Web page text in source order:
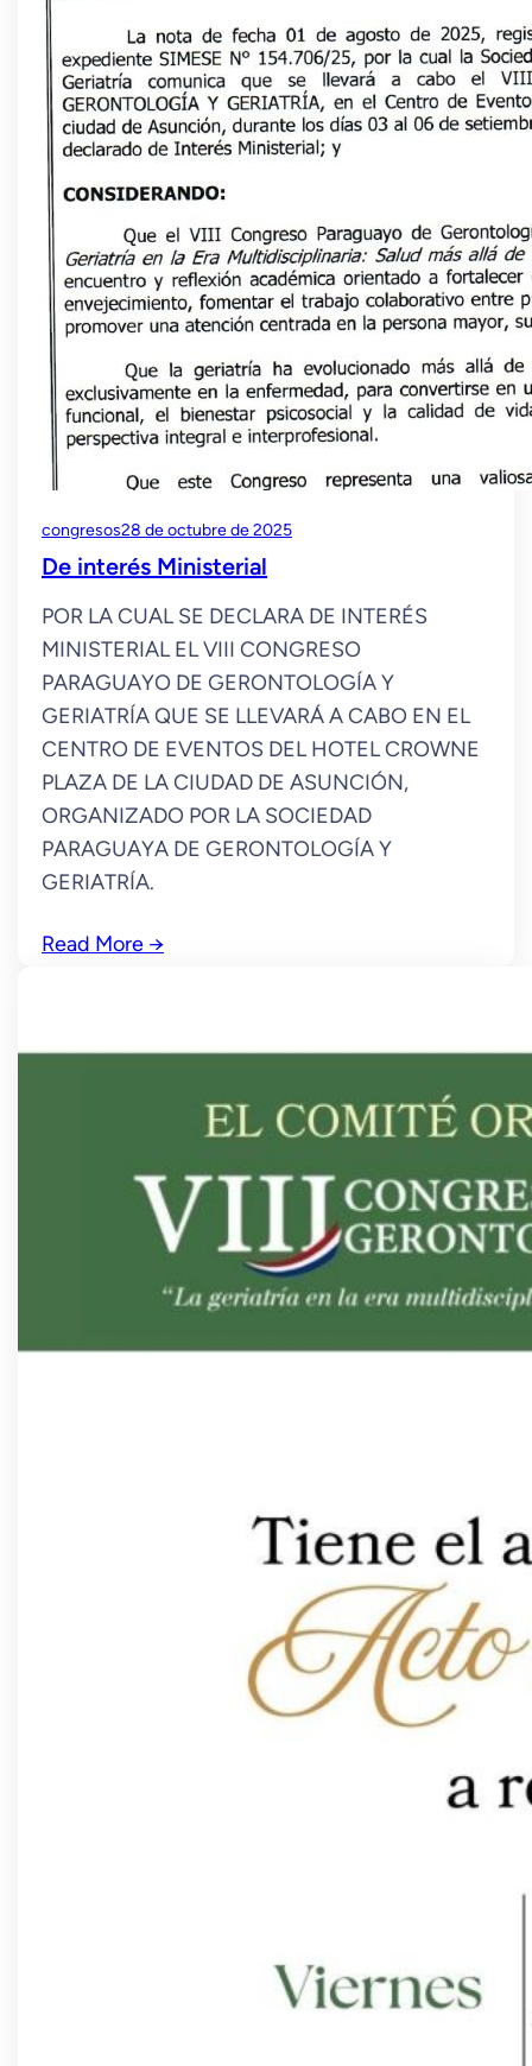
congresos28 de octubre de 2025
De interés Ministerial
POR LA CUAL SE DECLARA DE INTERÉS
MINISTERIAL EL VIII CONGRESO
PARAGUAYO DE GERONTOLOGÍA Y
GERIATRÍA QUE SE LLEVARÁ A CABO EN EL
CENTRO DE EVENTOS DEL HOTEL CROWNE
PLAZA DE LA CIUDAD DE ASUNCIÓN,
ORGANIZADO POR LA SOCIEDAD
PARAGUAYA DE GERONTOLOGÍA Y
GERIATRÍA.
Read More →